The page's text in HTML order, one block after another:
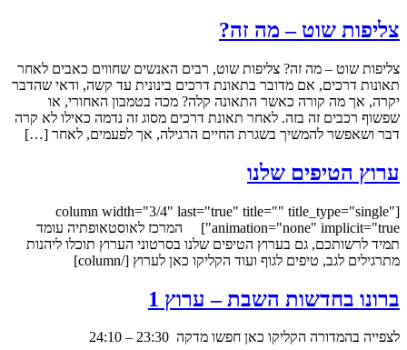
צליפות שוט – מה זה?
צליפות שוט – מה זה? צליפות שוט, רבים האנשים שחווים כאבים לאחר
תאונות דרכים, אם מדובר בתאונת דרכים בינונית עד קשה, ודאי שהדבר
יקרה, אך מה קורה כאשר התאונה קלה? מכה בטמבון האחורי, או
שפשוף רכבים זה בזה. לאחר תאונת דרכים מסוג זה נדמה כאילו לא קרה
דבר ושאפשר להמשיך בשגרת החיים הרגילה, אך לפעמים, לאחר […]
ערוץ הטיפים שלנו
[column width="3/4" last="true" title="" title_type="single"
animation="none" implicit="true"] המרכז לאוסטאופתיה עומד
תמיד לרשותכם, גם בערוץ הטיפים שלנו בסרטוני הערוץ תוכלו ליהנות
מתרגילים לגב, טיפים לגוף ועוד הקליקו כאן לערוץ [/column]
ברונו בחדשות השבת – ערוץ 1
לצפייה בהמדורה הקליקו כאן חפשו מדקה 23:30 – 24:10